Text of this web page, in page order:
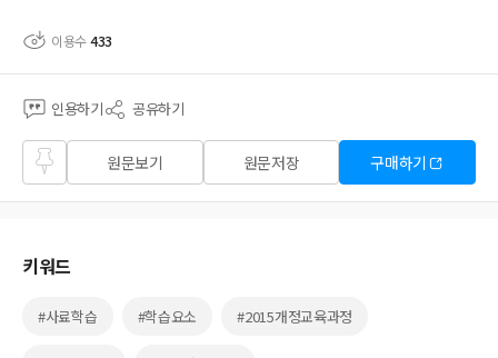
이용수433
인용하기 공유하기
즐겨
찾기
원문보기 원문저장 구매하기
키워드
#사료학습 #학습요소 #2015개정교육과정